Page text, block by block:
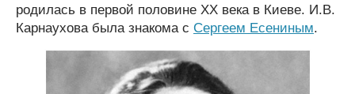
родилась в первой половине XX века в Киеве. И.В.
Карнаухова была знакома с Сергеем Есениным.